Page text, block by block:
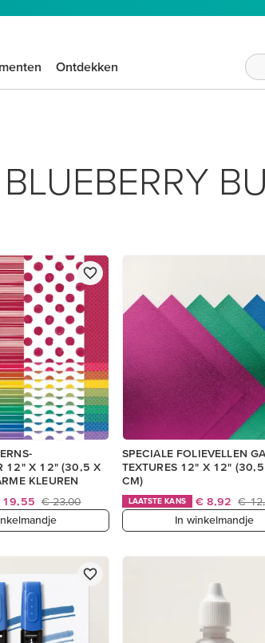
Ontdekken
BLUEBERRY
12" X 12" (30,5 X
KLEUREN
€ 23,00
SPECIALE FOLIEVELLEN
TEXTURES 12" X 12"
CM)
LAATSTE KANS € 8,92 €
In winkelmandje